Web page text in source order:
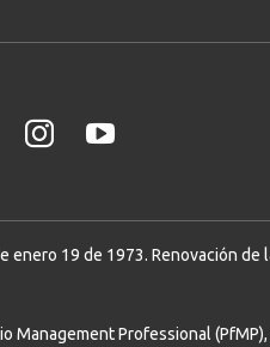
19 de 1973. Renovación
Management Professional